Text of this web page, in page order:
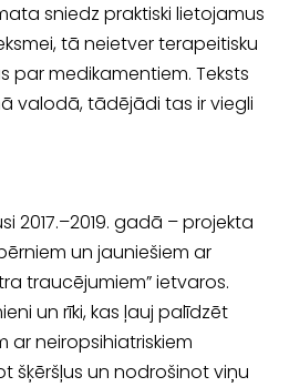
sniedz praktiski lietoja­mus
tā neietver terapeitisku
par medikamentiem. Teksts
valodā, tādējādi tas ir viegli
2017.–2019. gadā – projekta
un jauniešiem ar
traucējumiem” ietvaros.
un rīki, kas ļauj palīdzēt
ar neiropsihiatris­kiem
šķēršļus un nodrošinot viņu